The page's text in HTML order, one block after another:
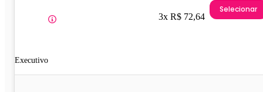
Executivo
3x R$ 72,64
Selecionar